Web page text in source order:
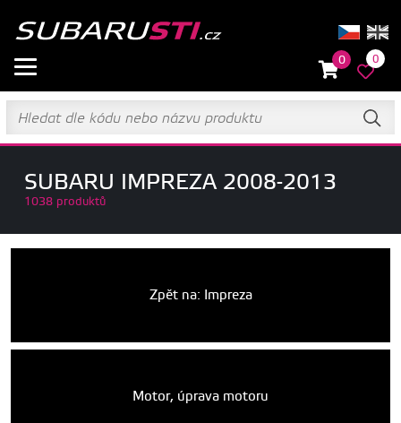
0 0
SUBARU IMPREZA 2008-2013
1038 produktů
Zpět na: Impreza
Motor, úprava motoru